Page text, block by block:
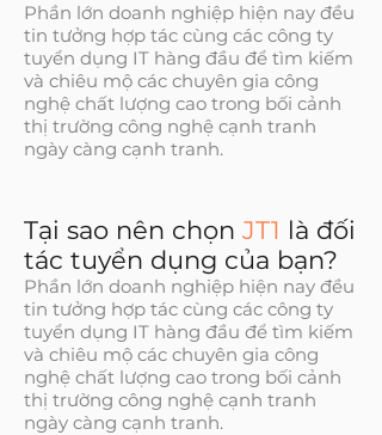
Phần lớn doanh nghiệp hiện nay đều
tin tưởng hợp tác cùng các công ty
tuyển dụng IT hàng đầu để tìm kiếm
và chiêu mộ các chuyên gia công
nghệ chất lượng cao trong bối cảnh
thị trường công nghệ cạnh tranh
ngày càng cạnh tranh.
Tại sao nên chọn JT1 là đối
tác tuyển dụng của bạn?
Phần lớn doanh nghiệp hiện nay đều
tin tưởng hợp tác cùng các công ty
tuyển dụng IT hàng đầu để tìm kiếm
và chiêu mộ các chuyên gia công
nghệ chất lượng cao trong bối cảnh
thị trường công nghệ cạnh tranh
ngày càng cạnh tranh.